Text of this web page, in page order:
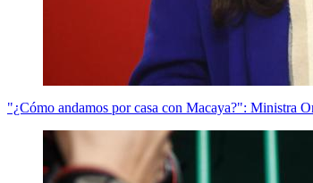
"¿Cómo andamos por casa con Macaya?": Ministra